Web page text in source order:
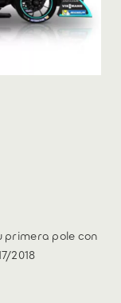
primera pole con
2018